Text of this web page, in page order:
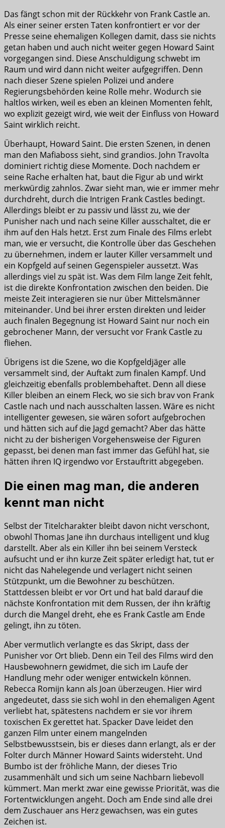
Das fängt schon mit der Rückkehr von Frank Castle an.
Als einer seiner ersten Taten konfrontiert er vor der
Presse seine ehemaligen Kollegen damit, dass sie nichts
getan haben und auch nicht weiter gegen Howard Saint
vorgegangen sind. Diese Anschuldigung schwebt im
Raum und wird dann nicht weiter aufgegriffen. Denn
nach dieser Szene spielen Polizei und andere
Regierungsbehörden keine Rolle mehr. Wodurch sie
haltlos wirken, weil es eben an kleinen Momenten fehlt,
wo explizit gezeigt wird, wie weit der Einfluss von Howard
Saint wirklich reicht.
Überhaupt, Howard Saint. Die ersten Szenen, in denen
man den Mafiaboss sieht, sind grandios. John Travolta
dominiert richtig diese Momente. Doch nachdem er
seine Rache erhalten hat, baut die Figur ab und wirkt
merkwürdig zahnlos. Zwar sieht man, wie er immer mehr
durchdreht, durch die Intrigen Frank Castles bedingt.
Allerdings bleibt er zu passiv und lässt zu, wie der
Punisher nach und nach seine Killer ausschaltet, die er
ihm auf den Hals hetzt. Erst zum Finale des Films erlebt
man, wie er versucht, die Kontrolle über das Geschehen
zu übernehmen, indem er lauter Killer versammelt und
ein Kopfgeld auf seinen Gegenspieler aussetzt. Was
allerdings viel zu spät ist. Was dem Film lange Zeit fehlt,
ist die direkte Konfrontation zwischen den beiden. Die
meiste Zeit interagieren sie nur über Mittelsmänner
miteinander. Und bei ihrer ersten direkten und leider
auch finalen Begegnung ist Howard Saint nur noch ein
gebrochener Mann, der versucht vor Frank Castle zu
fliehen.
Übrigens ist die Szene, wo die Kopfgeldjäger alle
versammelt sind, der Auftakt zum finalen Kampf. Und
gleichzeitig ebenfalls problembehaftet. Denn all diese
Killer bleiben an einem Fleck, wo sie sich brav von Frank
Castle nach und nach ausschalten lassen. Wäre es nicht
intelligenter gewesen, sie wären sofort aufgebrochen
und hätten sich auf die Jagd gemacht? Aber das hätte
nicht zu der bisherigen Vorgehensweise der Figuren
gepasst, bei denen man fast immer das Gefühl hat, sie
hätten ihren IQ irgendwo vor Erstauftritt abgegeben.
Die einen mag man, die anderen
kennt man nicht
Selbst der Titelcharakter bleibt davon nicht verschont,
obwohl Thomas Jane ihn durchaus intelligent und klug
darstellt. Aber als ein Killer ihn bei seinem Versteck
aufsucht und er ihn kurze Zeit später erledigt hat, tut er
nicht das Nahelegende und verlagert nicht seinen
Stützpunkt, um die Bewohner zu beschützen.
Stattdessen bleibt er vor Ort und hat bald darauf die
nächste Konfrontation mit dem Russen, der ihn kräftig
durch die Mangel dreht, ehe es Frank Castle am Ende
gelingt, ihn zu töten.
Aber vermutlich verlangte es das Skript, dass der
Punisher vor Ort blieb. Denn ein Teil des Films wird den
Hausbewohnern gewidmet, die sich im Laufe der
Handlung mehr oder weniger entwickeln können.
Rebecca Romijn kann als Joan überzeugen. Hier wird
angedeutet, dass sie sich wohl in den ehemaligen Agent
verliebt hat, spätestens nachdem er sie vor ihrem
toxischen Ex gerettet hat. Spacker Dave leidet den
ganzen Film unter einem mangelnden
Selbstbewusstsein, bis er dieses dann erlangt, als er der
Folter durch Männer Howard Saints widersteht. Und
Bumbo ist der fröhliche Mann, der dieses Trio
zusammenhält und sich um seine Nachbarn liebevoll
kümmert. Man merkt zwar eine gewisse Priorität, was die
Fortentwicklungen angeht. Doch am Ende sind alle drei
dem Zuschauer ans Herz gewachsen, was ein gutes
Zeichen ist.